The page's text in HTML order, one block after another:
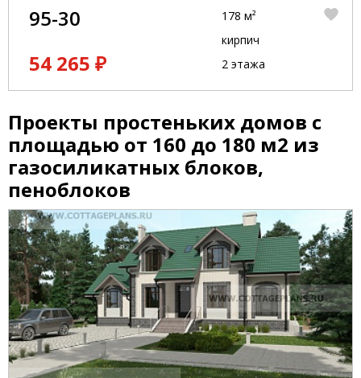
95-30
54 265 ₽
178 м²
кирпич
2 этажа
Проекты простеньких домов с
площадью от 160 до 180 м2 из
газосиликатных блоков,
пеноблоков